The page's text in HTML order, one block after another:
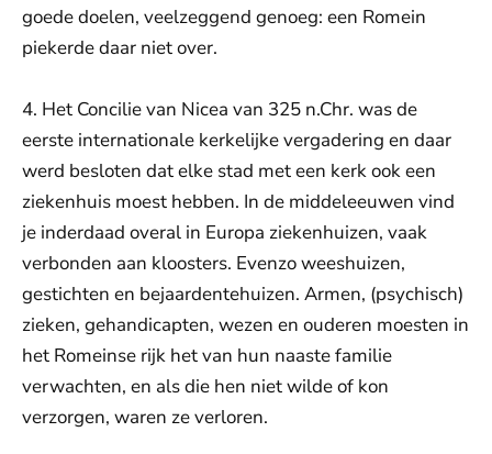
goede doelen, veelzeggend genoeg: een Romein
piekerde daar niet over.
4. Het Concilie van Nicea van 325 n.Chr. was de
eerste internationale kerkelijke vergadering en daar
werd besloten dat elke stad met een kerk ook een
ziekenhuis moest hebben. In de middeleeuwen vind
je inderdaad overal in Europa ziekenhuizen, vaak
verbonden aan kloosters. Evenzo weeshuizen,
gestichten en bejaardentehuizen. Armen, (psychisch)
zieken, gehandicapten, wezen en ouderen moesten in
het Romeinse rijk het van hun naaste familie
verwachten, en als die hen niet wilde of kon
verzorgen, waren ze verloren.